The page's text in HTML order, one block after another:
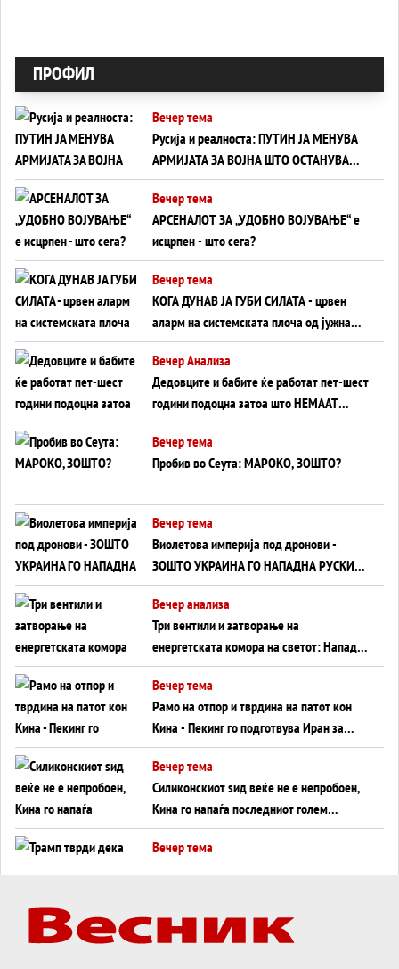
ПРОФИЛ
Вечер тема
Русија и реалноста: ПУТИН ЈА МЕНУВА
АРМИЈАТА ЗА ВОЈНА ШТО ОСТАНУВА
БЕЗ ФРОНТ
Вечер тема
АРСЕНАЛОТ ЗА „УДОБНО ВОЈУВАЊЕ“ е
исцрпен - што сега?
Вечер тема
КОГА ДУНАВ ЈА ГУБИ СИЛАТА - црвен
аларм на системската плоча од јужна
Германија до Црното Море...
Вечер Анализа
Дедовците и бабите ќе работат пет-шест
години подоцна затоа што НЕМААТ
ВНУЦИ ДА ГИ ЗАМЕНАТ
Вечер тема
Пробив во Сеута: МАРОКО, ЗОШТО?
Вечер тема
Виолетова империја под дронови -
ЗОШТО УКРАИНА ГО НАПАДНА РУСКИОТ
WILDBERRIES
Вечер анализа
Три вентили и затворање на
енергетската комора на светот: Нападот
во Суец најавува глобален енергетски
инфаркт?
Вечер тема
Рамо на отпор и тврдина на патот кон
Кина - Пекинг го подготвува Иран за
американска копнена инвазија
Вечер тема
Силиконскиот ѕид веќе не е непробоен,
Кина го напаѓа последниот голем
монопол на Западот?
Вечер тема
Вечер тема
ДЛАБОКО УДОЛУ: Сметководствените